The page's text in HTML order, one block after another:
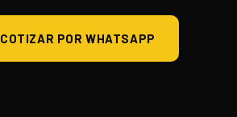
COTIZAR POR WHATSAPP